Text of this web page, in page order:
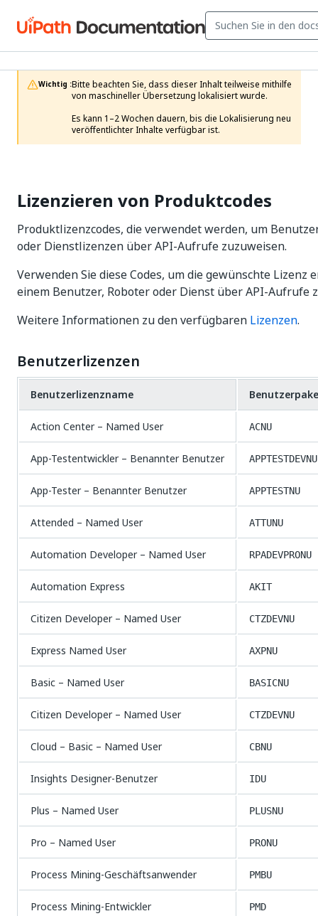
Wichtig :Bitte beachten Sie, dass dieser Inhalt teilweise mithilfe
von maschineller Übersetzung lokalisiert wurde.
Es kann 1–2 Wochen dauern, bis die Lokalisierung neu
veröffentlichter Inhalte verfügbar ist.
Lizenzieren von Produktcodes
Produktlizenzcodes, die verwendet werden, um
oder Dienstlizenzen über API-Aufrufe zuzuweisen.
Verwenden Sie diese Codes, um die gewünschte Lizenz
einem Benutzer, Roboter oder Dienst über API-Aufrufe
Weitere Informationen zu den verfügbaren Lizenzen.
Benutzerlizenzen
Benutzerlizenzname
Action Center – Named User ACNU
App-Testentwickler – Benannter Benutzer APPTESTDEVNU
App-Tester – Benannter Benutzer APPTESTNU
Attended – Named User ATTUNU
Automation Developer – Named User RPADEVPRONU
Automation Express AKIT
Citizen Developer – Named User CTZDEVNU
Express Named User AXPNU
Basic – Named User BASICNU
Citizen Developer – Named User CTZDEVNU
Cloud – Basic – Named User CBNU
Insights Designer-Benutzer IDU
Plus – Named User PLUSNU
Pro – Named User PRONU
Process Mining-Geschäftsanwender PMBU
Process Mining-Entwickler PMD